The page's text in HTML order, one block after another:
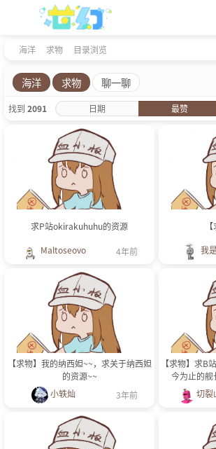
海洋 求物 目录浏览
海洋 求物 聊一聊
找到 2091 日期 最赞
求P站okirakuhuhu的资源
Maltoseovo 4年前 我
【求物】我的纳西妲~~，求关于纳西妲
的资源~~
小轶灿
3年前
【求物】求
今为止的舰
切裂